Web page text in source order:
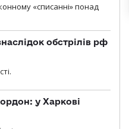
«списанні» понад
обстрілів рф
у Харкові